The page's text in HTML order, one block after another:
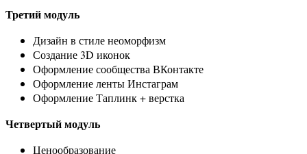
Третий модуль
Дизайн в стиле неоморфизм
Создание 3D иконок
Оформление сообщества ВКонтакте
Оформление ленты Инстаграм
Оформление Таплинк + верстка
Четвертый модуль
Ценообразование